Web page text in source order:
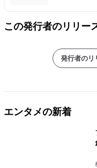
この発行者のリリー
発行者のリ
エンタメの新着